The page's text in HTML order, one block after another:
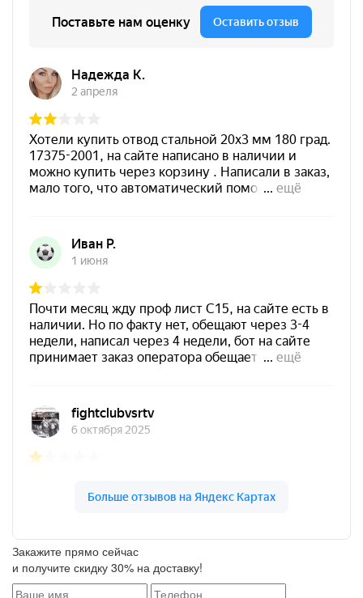
Закажите прямо сейчас
и получите скидку 30% на доставку!